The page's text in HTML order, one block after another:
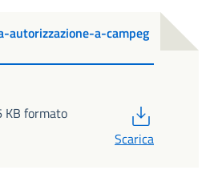
autorizzazione-a-campeg
KB formato
Scarica